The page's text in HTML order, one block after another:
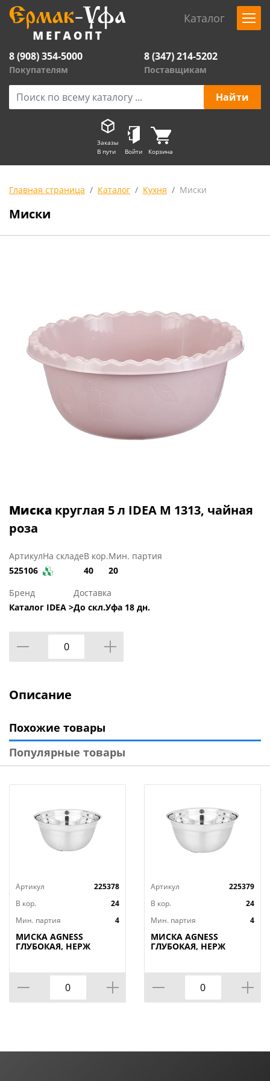
Каталог
8 (908) 354-5000
Покупателям
8 (347) 214-5202
Поставщикам
Заказы
В пути
Войти Корзина
Главная страница Каталог Кухня Миски
Миски
Миска круглая 5 л IDEA М 1313, чайная
роза
Артикул
525106
На складеВ кор.
40
Мин. партия
20
Бренд
Каталог IDEA >
Доставка
До скл.Уфа 18 дн.
Описание
Похожие товары
Популярные товары
Артикул
225378
В кор.
24
Мин. партия
4
МИСКА AGNESS
ГЛУБОКАЯ, НЕРЖ
ДНО, 26 СМ 3 Л
Артикул
225379
В кор.
24
Мин. партия
4
МИСКА AGNESS
ГЛУБОКАЯ, НЕРЖ
ДНО, 28 СМ 4,2 Л